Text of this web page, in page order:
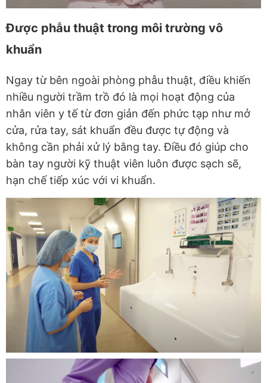
Được phẫu thuật trong môi trường vô
khuẩn
Ngay từ bên ngoài phòng phẫu thuật, điều khiến
nhiều người trầm trồ đó là mọi hoạt động của
nhân viên y tế từ đơn giản đến phức tạp như mở
cửa, rửa tay, sát khuẩn đều được tự động và
không cần phải xử lý bằng tay. Điều đó giúp cho
bàn tay người kỹ thuật viên luôn được sạch sẽ,
hạn chế tiếp xúc với vi khuẩn.